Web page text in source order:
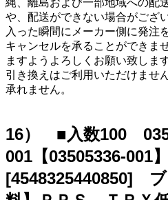
縄、離島および一部地域への配
や、配送ができない場合がござ
入った瞬間にメーカー側に発注
キャンセルを承ることができま
ますようよろしくお願い致しま
引き換えはご利用いただけませ
承れません。
16） ■入数100
001【03505336-001】
[4548325440850]